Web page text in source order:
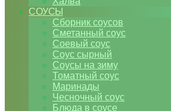
СОУСЫ
Сборник соусов
Сметанный соус
Соевый соус
Соус сырный
Соусы на зиму
Томатный соус
Маринады
Чесночный соус
Блюда в соусе